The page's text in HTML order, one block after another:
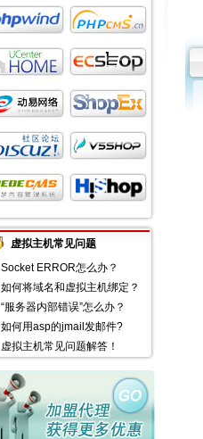
虚拟主机常见问题
Socket ERROR怎么办？
如何将域名和虚拟主机绑定？
“服务器内部错误”怎么办？
如何用asp的jmail发邮件?
虚拟主机常见问题解答！